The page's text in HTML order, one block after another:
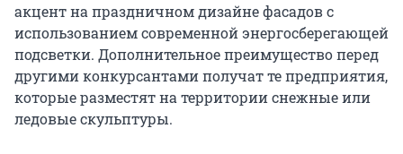
акцент на праздничном дизайне фасадов с
использованием современной энергосберегающей
подсветки. Дополнительное преимущество перед
другими конкурсантами получат те предприятия,
которые разместят на территории снежные или
ледовые скульптуры.